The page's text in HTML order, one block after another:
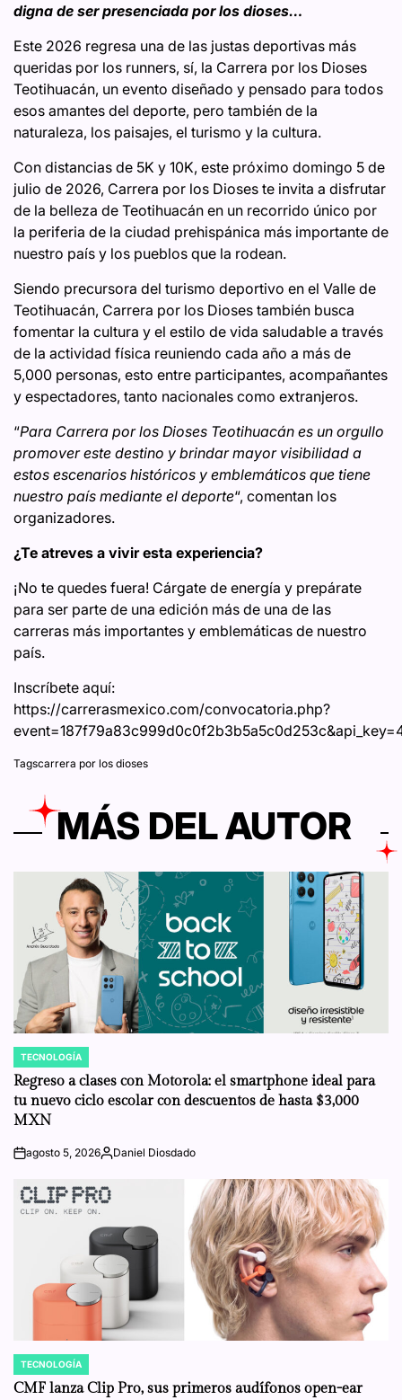
digna de ser presenciada por los dioses…
Este 2026 regresa una de las justas deportivas más
queridas por los runners, sí, la Carrera por los Dioses
Teotihuacán, un evento diseñado y pensado para todos
esos amantes del deporte, pero también de la
naturaleza, los paisajes, el turismo y la cultura.
Con distancias de 5K y 10K, este próximo domingo 5 de
julio de 2026, Carrera por los Dioses te invita a disfrutar
de la belleza de Teotihuacán en un recorrido único por
la periferia de la ciudad prehispánica más importante de
nuestro país y los pueblos que la rodean.
Siendo precursora del turismo deportivo en el Valle de
Teotihuacán, Carrera por los Dioses también busca
fomentar la cultura y el estilo de vida saludable a través
de la actividad física reuniendo cada año a más de
5,000 personas, esto entre participantes, acompañantes
y espectadores, tanto nacionales como extranjeros.
“Para Carrera por los Dioses Teotihuacán es un orgullo
promover este destino y brindar mayor visibilidad a
estos escenarios históricos y emblemáticos que tiene
nuestro país mediante el deporte“, comentan los
organizadores.
¿Te atreves a vivir esta experiencia?
¡No te quedes fuera! Cárgate de energía y prepárate
para ser parte de una edición más de una de las
carreras más importantes y emblemáticas de nuestro
país.
Inscríbete aquí:
https://carrerasmexico.com/convocatoria.php?
Tagscarrera por los dioses
MÁS DEL AUTOR
POSTED
IN
TECNOLOGÍA
Regreso a clases con Motorola: el smartphone ideal para
tu nuevo ciclo escolar con descuentos de hasta $3,000
MXN
onagosto 5, 2026Posted
Daniel Diosdado
POSTED
IN
TECNOLOGÍA
CMF lanza Clip Pro, sus primeros audífonos open-ear